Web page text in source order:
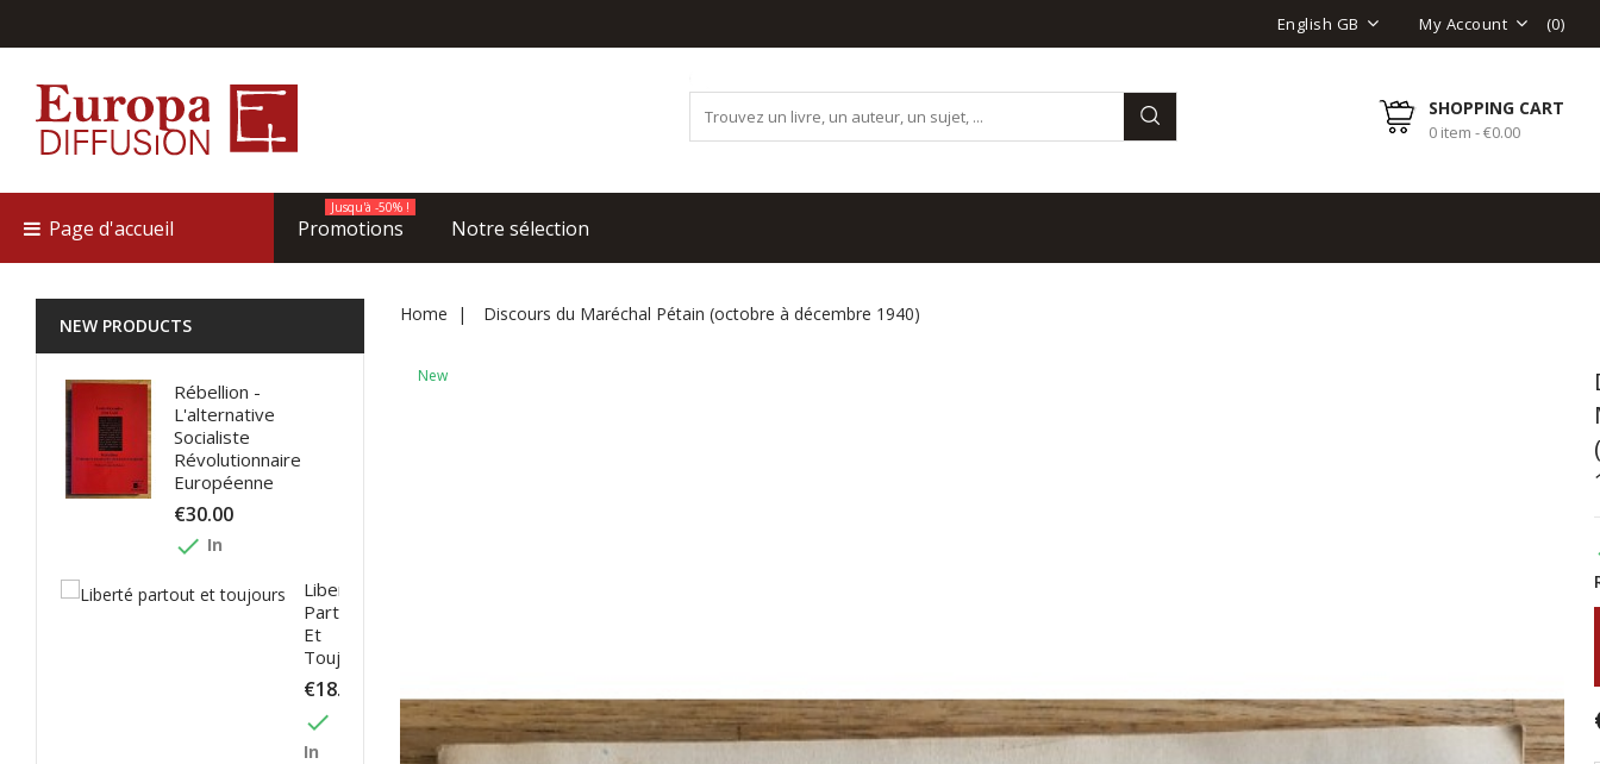
English GB My Account (0)
SHOPPING CART
0 item - €0.00
Page d'accueil Promotions
Jusqu'à -50% !
Notre sélection
NEW PRODUCTS
Rébellion -
L'alternative
Socialiste
Révolutionnaire
Européenne
€30.00
done In
Liberté
Partout
Et
Toujours
€18.00
done
In
Home Discours du Maréchal Pétain (octobre à décembre 1940)
New